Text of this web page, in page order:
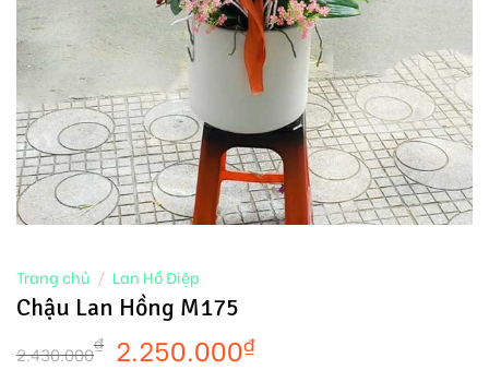
Trang chủ / Lan Hồ Điệp
Chậu Lan Hồng M175
2.430.000₫ 2.250.000₫